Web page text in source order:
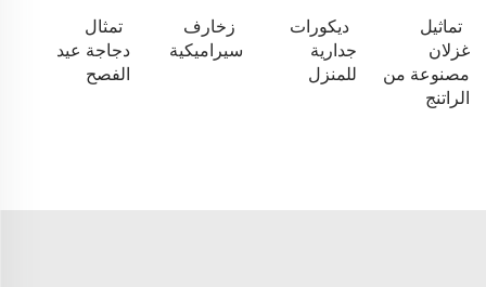
تماثيل
غزلان
مصنوعة من
الراتنج
ديكورات
جدارية
للمنزل
زخارف
سيراميكية
تمثال
دجاجة عيد
الفصح